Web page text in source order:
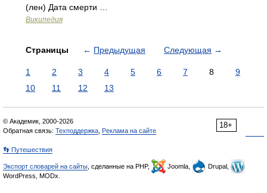
(лен) Дата смерти …
Википедия
Страницы ← Предыдущая Следующая →
1 2 3 4 5 6 7 8
9
10
11 12 13
18+
© Академик, 2000-2026
Обратная связь: Техподдержка Реклама на сайте
👣 Путешествия
Экспорт словарей на сайты , сделанные на PHP, Joomla,
Drupal,
WordPress, MODx.